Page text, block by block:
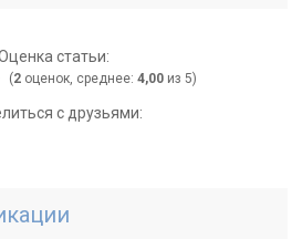
статьи:
(2оценок, среднее: 4,00из 5)
с друзьями: